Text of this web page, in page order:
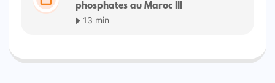
phosphates au Maroc III
13 min